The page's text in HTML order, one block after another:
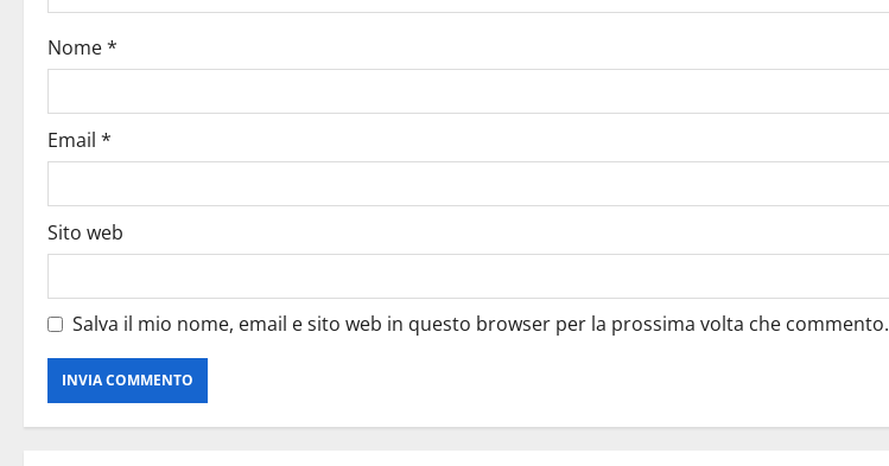
Nome*
Email *
Sito web
Salva il mio nome, email e sito web in questo browser per la prossima volta che commento.